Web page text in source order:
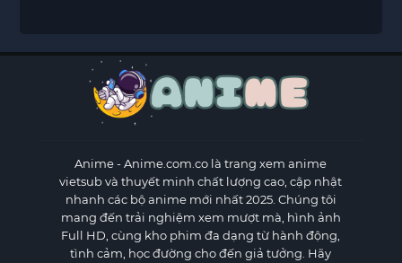
Anime- Anime.com.co là trang xem anime
vietsub và thuyết minh chất lượng cao, cập nhật
nhanh các bộ anime mới nhất 2025. Chúng tôi
mang đến trải nghiệm xem mượt mà, hình ảnh
Full HD, cùng kho phim đa dạng từ hành động,
tình cảm, học đường cho đến giả tưởng. Hãy